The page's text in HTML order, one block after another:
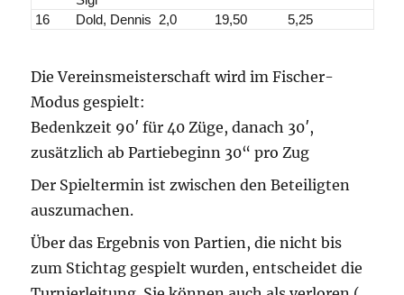
16 Dold, Dennis 2,0 19,50 5,25
Die Vereinsmeisterschaft wird im Fischer-
Modus gespielt:
Bedenkzeit 90′ für 40 Züge, danach 30′,
zusätzlich ab Partiebeginn 30“ pro Zug
Der Spieltermin ist zwischen den Beteiligten
auszumachen.
Über das Ergebnis von Partien, die nicht bis
zum Stichtag gespielt wurden, entscheidet die